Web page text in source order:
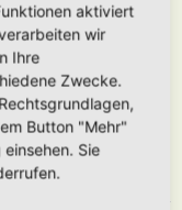
Verantwortung für die
selbst erstellt hat oder die
dem Betreiber, dein
zu löschen oder zu
deine Beiträge
oder geeignet
zuzufügen.
aktiviert
wir
Ihre
Zwecke.
Button "Mehr"
Sie